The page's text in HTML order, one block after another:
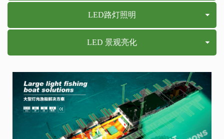
LED路灯照明
LED 景观亮化